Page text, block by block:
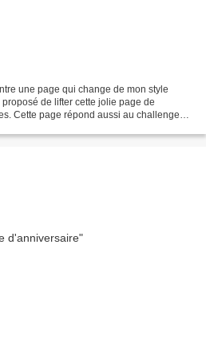
une page qui change de mon style
de lifter cette jolie page de
Cette page répond aussi au challenge